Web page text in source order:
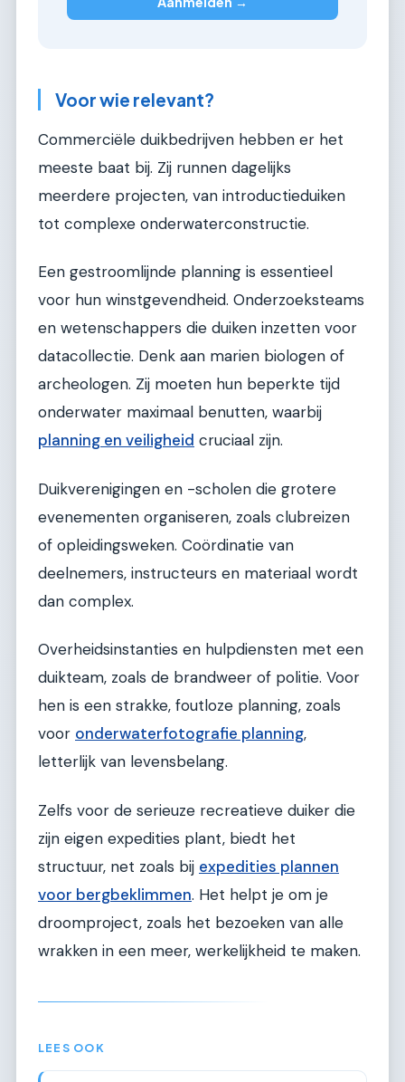
Voor wie relevant?
Commerciële duikbedrijven hebben er het
meeste baat bij. Zij runnen dagelijks
meerdere projecten, van introductieduiken
tot complexe onderwaterconstructie.
Een gestroomlijnde planning is essentieel
voor hun winstgevendheid. Onderzoeksteams
en wetenschappers die duiken inzetten voor
datacollectie. Denk aan marien biologen of
archeologen. Zij moeten hun beperkte tijd
onderwater maximaal benutten, waarbij
planning en veiligheid cruciaal zijn.
Duikverenigingen en -scholen die grotere
evenementen organiseren, zoals clubreizen
of opleidingsweken. Coördinatie van
deelnemers, instructeurs en materiaal wordt
dan complex.
Overheidsinstanties en hulpdiensten met een
duikteam, zoals de brandweer of politie. Voor
hen is een strakke, foutloze planning, zoals
voor onderwaterfotografie planning,
letterlijk van levensbelang.
Zelfs voor de serieuze recreatieve duiker die
zijn eigen expedities plant, biedt het
structuur, net zoals bij expedities plannen
voor bergbeklimmen. Het helpt je om je
droomproject, zoals het bezoeken van alle
wrakken in een meer, werkelijkheid te maken.
LEES OOK